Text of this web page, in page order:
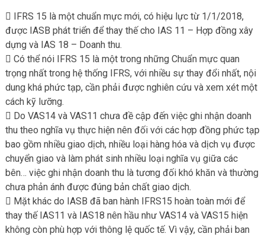
IFRS 15 là một chuẩn mực mới, có hiệu lực từ 1/1/2018,
được IASB phát triển để thay thế cho IAS 11 – Hợp đồng xây
dựng và IAS 18 – Doanh thu.
Có thể nói IFRS 15 là một trong những Chuẩn mực quan
trọng nhất trong hệ thống IFRS, với nhiều sự thay đổi nhất, nội
dung khá phức tạp, cần phải được nghiên cứu và xem xét một
cách kỹ lưỡng.
Do VAS14 và VAS11 chưa đề cập đến việc ghi nhận doanh
thu theo nghĩa vụ thực hiện nên đối với các hợp đồng phức tạp
bao gồm nhiều giao dịch, nhiều loại hàng hóa và dịch vụ được
chuyển giao và làm phát sinh nhiều loại nghĩa vụ giữa các
bên… việc ghi nhận doanh thu là tương đối khó khăn và thường
chưa phản ánh được đúng bản chất giao dịch.
Mặt khác do IASB đã ban hành IFRS15 hoàn toàn mới để
thay thế IAS11 và IAS18 nên hầu như VAS14 và VAS15 hiện
không còn phù hợp với thông lệ quốc tế. Vì vậy, cần phải ban